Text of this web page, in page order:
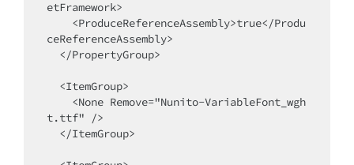
etFramework>
ceReferenceAssembly>
t.ttf" />